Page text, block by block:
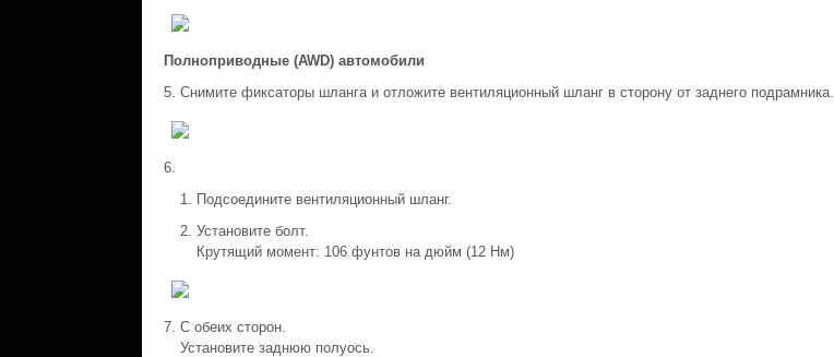
Полноприводные (AWD) автомобили
Снимите фиксаторы шланга и отложите вентиляционный шланг в сторону от заднего подрамника.
Подсоедините вентиляционный шланг.
Установите болт.
Крутящий момент: 106 фунтов на дюйм (12 Нм)
С обеих сторон.
Установите заднюю полуось.